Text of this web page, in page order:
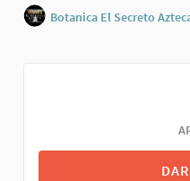
Botanica El Secreto